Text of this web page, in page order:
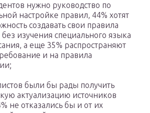
нужно руководство по
настройке правил, 44% хотят
создавать свои правила
изучения специального языка
а еще 35% распространяют
и на правила
были бы рады получить
актуализацию источников
не отказались бы и от их